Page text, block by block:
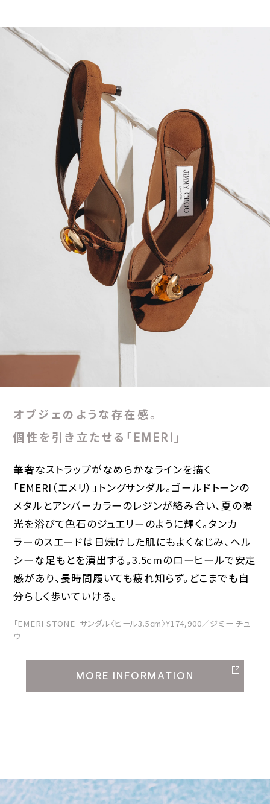
オブジェのような存在感。
個性を引き立たせる「EMERI」
華奢なストラップがなめらかなラインを描く
「EMERI（エメリ）」トングサンダル。ゴールドトーンの
メタルとアンバーカラーのレジンが絡み合い、夏の陽
光を浴びて色石のジュエリーのように輝く。タンカ
ラーのスエードは日焼けした肌にもよくなじみ、ヘル
シーな足もとを演出する。3.5cmのローヒールで安定
感があり、長時間履いても疲れ知らず。どこまでも自
分らしく歩いていける。
「EMERI STONE」サンダル〈ヒール3.5cm〉¥174,900／ジミー チュ
ウ
MORE INFORMATION